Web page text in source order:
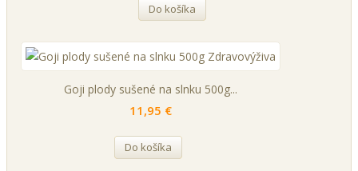
Do košíka
Goji plody sušené na slnku 500g...
11,95 €
Do košíka